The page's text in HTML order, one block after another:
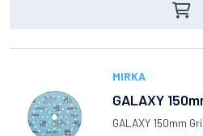
es d’applications
trie, etc.
MIRKA
GALAXY
GALAXY 150mm